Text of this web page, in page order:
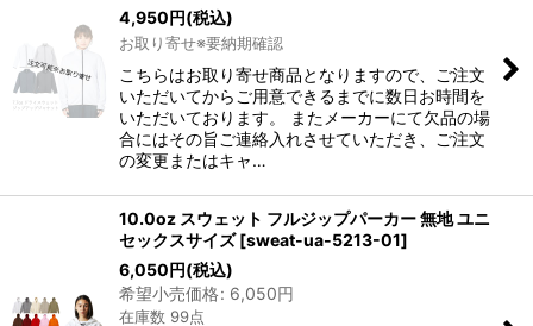
4,950円(税込)
お取り寄せ※要納期確認
こちらはお取り寄せ商品となりますので、ご注文
いただいてからご用意できるまでに数日お時間を
いただいております。 またメーカーにて欠品の場
合にはその旨ご連絡入れさせていただき、ご注文
の変更またはキャ…
10.0oz スウェット フルジップパーカー 無地 ユニ
セックスサイズ [sweat-ua-5213-01]
6,050円(税込)
希望小売価格: 6,050円
在庫数 99点